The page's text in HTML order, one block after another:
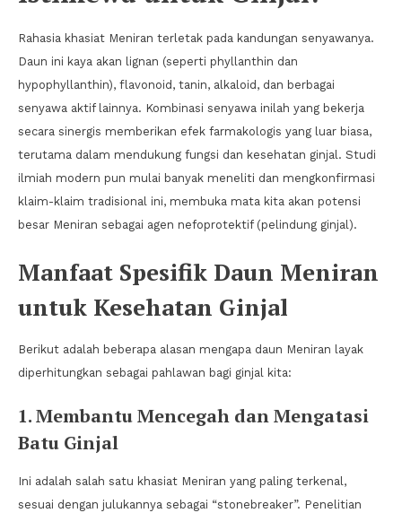
Rahasia khasiat Meniran terletak pada kandungan senyawanya.
Daun ini kaya akan lignan (seperti phyllanthin dan
hypophyllanthin), flavonoid, tanin, alkaloid, dan berbagai
senyawa aktif lainnya. Kombinasi senyawa inilah yang bekerja
secara sinergis memberikan efek farmakologis yang luar biasa,
terutama dalam mendukung fungsi dan kesehatan ginjal. Studi
ilmiah modern pun mulai banyak meneliti dan mengkonfirmasi
klaim-klaim tradisional ini, membuka mata kita akan potensi
besar Meniran sebagai agen nefoprotektif (pelindung ginjal).
Manfaat Spesifik Daun Meniran
untuk Kesehatan Ginjal
Berikut adalah beberapa alasan mengapa daun Meniran layak
diperhitungkan sebagai pahlawan bagi ginjal kita:
1. Membantu Mencegah dan Mengatasi
Batu Ginjal
Ini adalah salah satu khasiat Meniran yang paling terkenal,
sesuai dengan julukannya sebagai “stonebreaker”. Penelitian